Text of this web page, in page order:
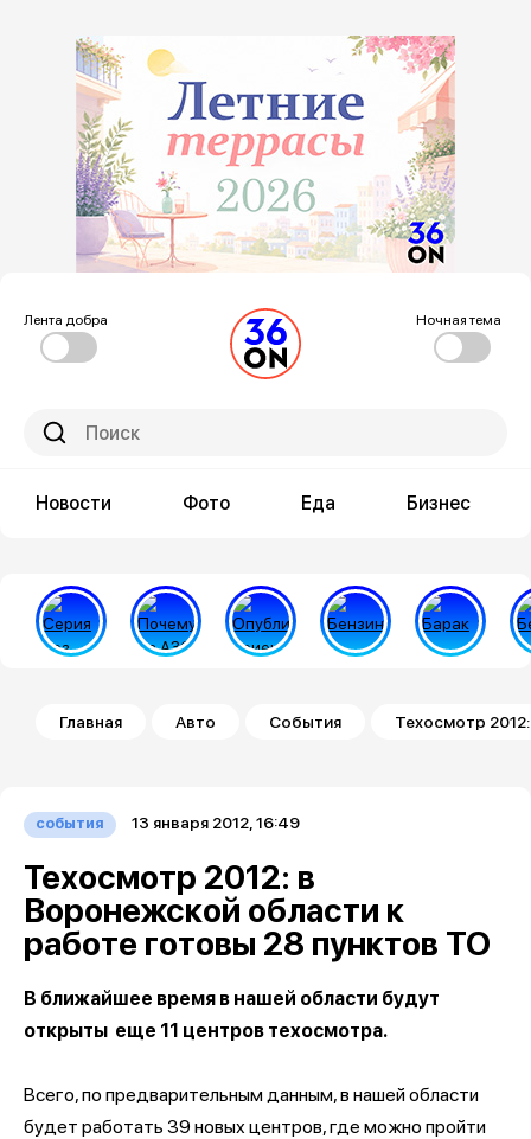
Лента добра Ночная тема
Новости Фото Еда Бизнес
Строка навигации
Главная Авто События Техосмотр
события 13 января 2012, 16:49
Техосмотр 2012: в
Воронежской области к
работе готовы 28 пунктов ТО
В ближайшее время в нашей области будут
открыты еще 11 центров техосмотра.
Всего, по предварительным данным, в нашей области
будет работать 39 новых центров, где можно пройти